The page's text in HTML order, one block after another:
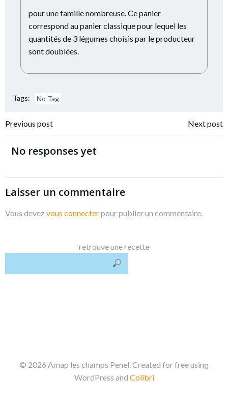
pour une famille nombreuse. Ce panier
correspond au panier classique pour lequel les
quantités de 3 légumes choisis par le producteur
sont doublées.
Tags: No Tag
Navigation
de
l’article
Previous post
Navigation
l’article
Next post
No responses yet
Laisser un commentaire
Vous devez vous connecterpour publier un commentaire.
retrouve une recette
© 2026 Amap les champs Penel. Created for free using
WordPress and Colibri